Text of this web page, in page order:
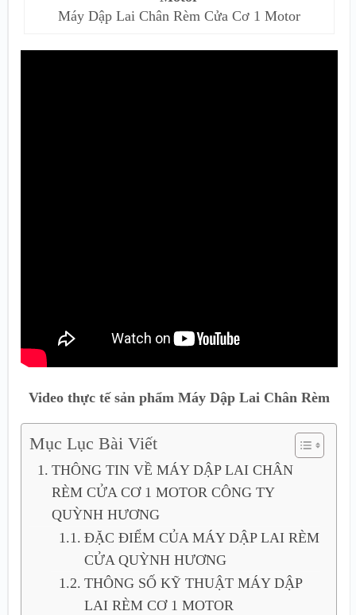
Máy Dập Lai Chân Rèm Cửa Cơ 1 Motor
Video thực tế sản phẩm Máy Dập Lai Chân Rèm
Mục Lục Bài Viết
THÔNG TIN VỀ MÁY DẬP LAI CHÂN
RÈM CỬA CƠ 1 MOTOR CÔNG TY
QUỲNH HƯƠNG
ĐẶC ĐIỂM CỦA MÁY DẬP LAI RÈM
CỬA QUỲNH HƯƠNG
THÔNG SỐ KỸ THUẬT MÁY DẬP
LAI RÈM CƠ 1 MOTOR